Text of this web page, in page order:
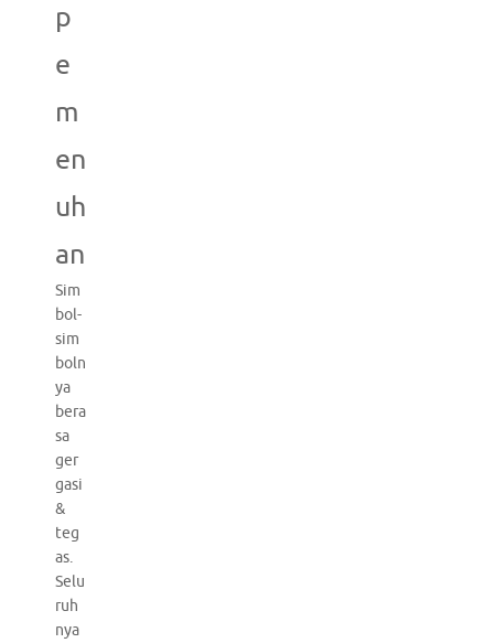
p
e
m
en
uh
an
Sim
bol-
sim
boln
ya
bera
sa
ger
gasi
&
teg
as.
Selu
ruh
nya